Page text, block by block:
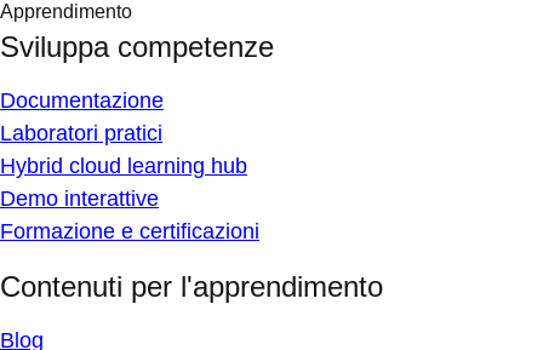
Apprendimento
Sviluppa competenze
Documentazione
Laboratori pratici
Hybrid cloud learning hub
Demo interattive
Formazione e certificazioni
Contenuti per l'apprendimento
Blog